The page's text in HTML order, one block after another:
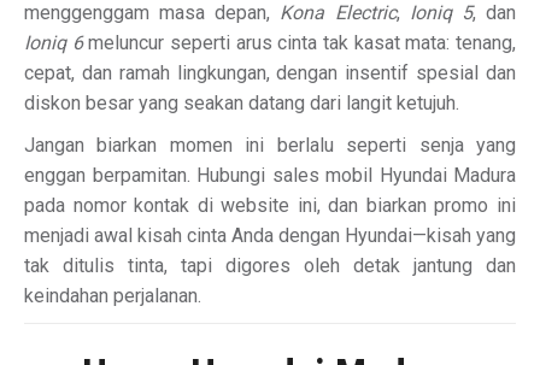
menggenggam masa depan, Kona Electric, Ioniq 5, dan
Ioniq 6meluncur seperti arus cinta tak kasat mata: tenang,
cepat, dan ramah lingkungan, dengan insentif spesial dan
diskon besar yang seakan datang dari langit ketujuh.
Jangan biarkan momen ini berlalu seperti senja yang
enggan berpamitan. Hubungi sales mobil Hyundai Madura
pada nomor kontak di website ini, dan biarkan promo ini
menjadi awal kisah cinta Anda dengan Hyundai—kisah yang
tak ditulis tinta, tapi digores oleh detak jantung dan
keindahan perjalanan.